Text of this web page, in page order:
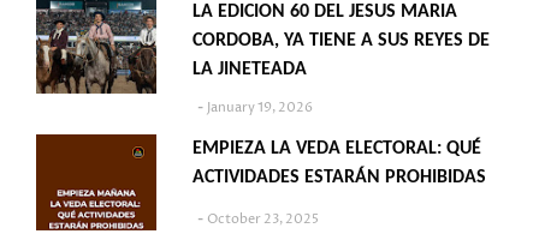
LA EDICION 60 DEL JESUS MARIA
CORDOBA, YA TIENE A SUS REYES DE
LA JINETEADA
January 19, 2026
EMPIEZA LA VEDA ELECTORAL: QUÉ
ACTIVIDADES ESTARÁN PROHIBIDAS
October 23, 2025